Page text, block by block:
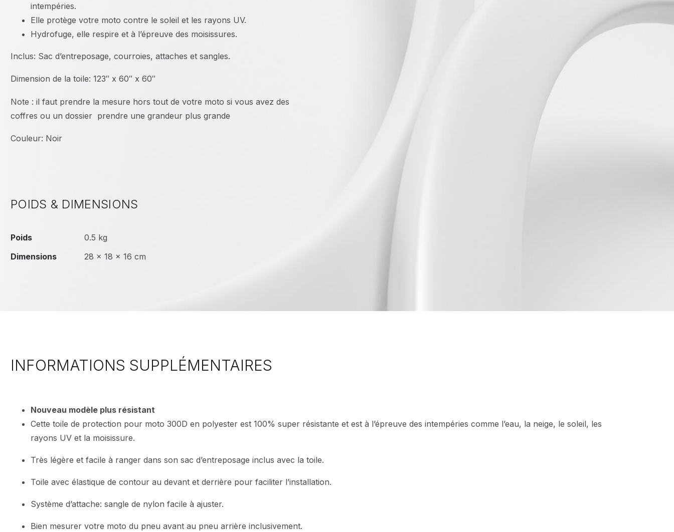
intempéries.
Elle protège votre moto contre le soleil et les rayons UV.
Hydrofuge, elle respire et à l’épreuve des moisissures.
Inclus: Sac d’entreposage, courroies, attaches et sangles.
Dimension de la toile: 123″ x 60″ x 60″
Note : il faut prendre la mesure hors tout de votre moto si vous avez des
coffres ou un dossier prendre une grandeur plus grande
Couleur: Noir
POIDS & DIMENSIONS
Poids
0.5 kg
Dimensions
28 × 18 × 16 cm
INFORMATIONS SUPPLÉMENTAIRES
Nouveau modèle plus résistant
Cette toile de protection pour moto 300D en polyester est 100% super résistante et est à l’épreuve des intempéries comme l’eau, la neige, le soleil, les
rayons UV et la moisissure.
Très légère et facile à ranger dans son sac d’entreposage inclus avec la toile.
Toile avec élastique de contour au devant et derrière pour faciliter l’installation.
Système d’attache: sangle de nylon facile à ajuster.
Bien mesurer votre moto du pneu avant au pneu arrière inclusivement.